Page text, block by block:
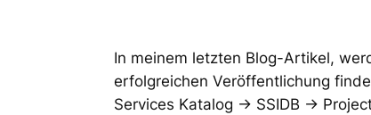
In meinem letzten Blog-Artikel,
erfolgreichen Veröffentlichung
Services Katalog -> SSIDB ->